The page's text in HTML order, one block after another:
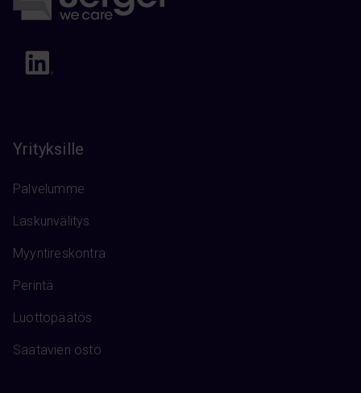
Yrityksille
Palvelumme
Laskunvälitys
Myyntireskontra
Perintä
Luottopäätös
Saatavien osto